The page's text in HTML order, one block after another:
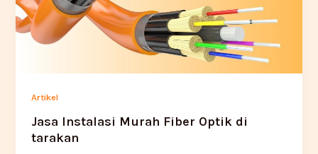
Artikel
Jasa Instalasi Murah Fiber Optik di
tarakan